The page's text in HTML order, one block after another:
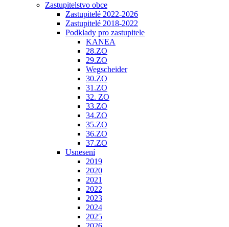
Zastupitelstvo obce
Zastupitelé 2022-2026
Zastupitelé 2018-2022
Podklady pro zastupitele
KANEA
28.ZO
29.ZO
Wegscheider
30.ZO
31.ZO
32. ZO
33.ZO
34.ZO
35.ZO
36.ZO
37.ZO
Usnesení
2019
2020
2021
2022
2023
2024
2025